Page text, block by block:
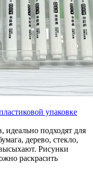
упаковке
подходят для
дерево, стекло,
Рисунки
раскрасить